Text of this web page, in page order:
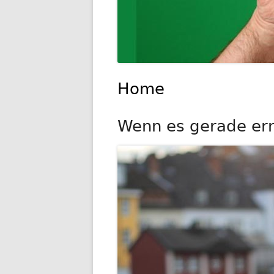
Home
Wenn es gerade